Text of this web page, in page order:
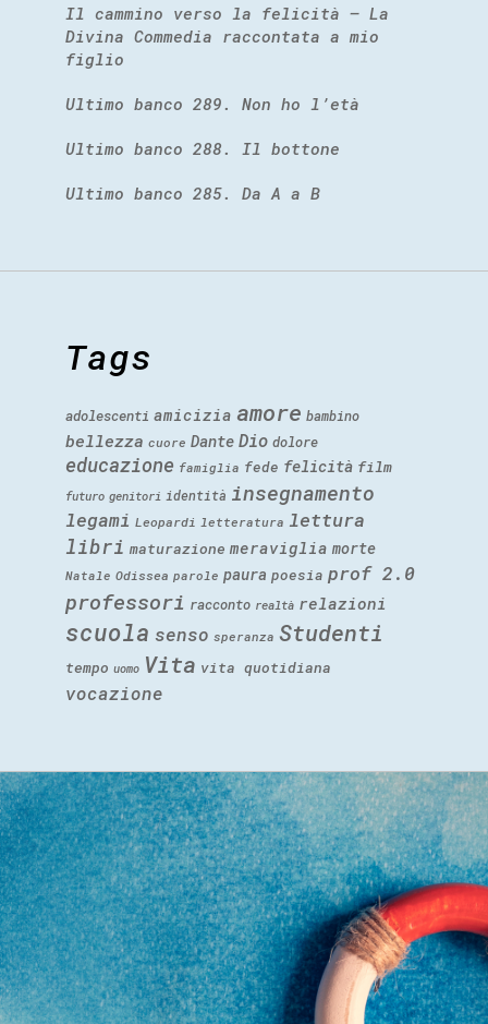
Il cammino verso la felicità – La
Divina Commedia raccontata a mio
figlio
Ultimo banco 289. Non ho l’età
Ultimo banco 288. Il bottone
Ultimo banco 285. Da A a B
Tags
adolescenti amicizia amore bambino
bellezza cuore Dante Dio dolore
educazione famiglia fede felicità film
futuro genitori identità insegnamento
legami Leopardi letteratura lettura
libri maturazione meraviglia morte
Natale Odissea parole paura poesia prof 2.0
professori racconto realtà relazioni
scuola senso speranza Studenti
tempo uomo Vita vita quotidiana
vocazione